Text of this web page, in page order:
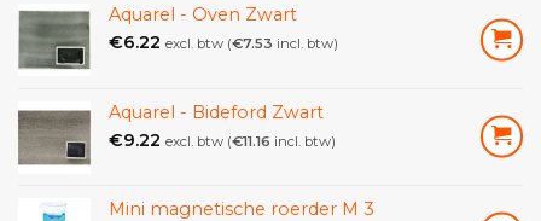
Aquarel - Oven Zwart
€6.22 excl. btw (€7.53 incl. btw)
Aquarel - Bideford Zwart
€9.22 excl. btw (€11.16 incl. btw)
Mini magnetische roerder M 3